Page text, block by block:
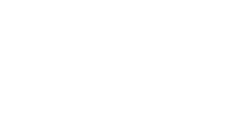
ist. Dazu zählen